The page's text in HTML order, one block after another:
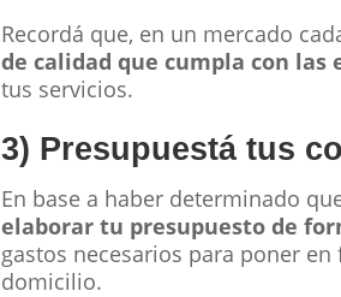
Recordá que, en un mercado
de calidad que cumpla con
tus servicios.
3) Presupuestá tus
En base a haber determinado
elaborar tu presupuesto de
gastos necesarios para poner
domicilio.